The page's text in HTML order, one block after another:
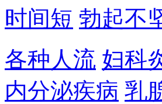
时间短 勃起不
各种人流 妇科
内分泌疾病 乳